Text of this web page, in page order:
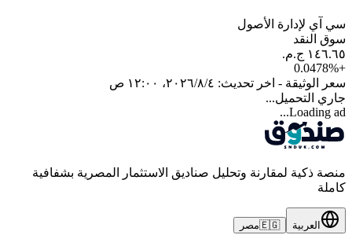
سي آي لإدارة الأصول
سوق النقد
+
0.0478%
سعر الوثيقة - اخر تحديث: ٤‏/٨‏/٢٠٢٦، ١٢:٠٠ ص
جاري التحميل...
Loading ad...
منصة ذكية لمقارنة وتحليل صناديق الاستثمار المصرية بشفافية
كاملة
العربية 🇪🇬مصر